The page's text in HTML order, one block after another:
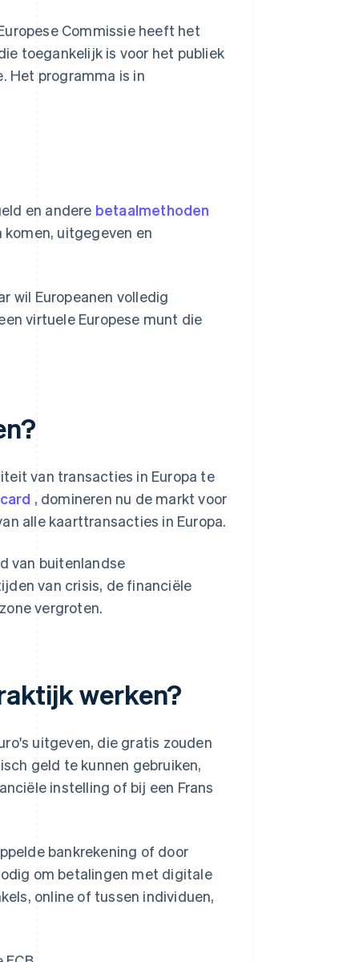
Commissie heeft het
toegankelijk is voor het publiek
Het programma is in
en andere betaalmethoden
uitgegeven en
wil Europeanen volledig
virtuele Europese munt die
van transacties in Europa te
, domineren nu de markt voor
alle kaarttransacties in Europa.
van buitenlandse
van crisis, de financiële
vergroten.
werken?
uitgeven, die gratis zouden
geld te kunnen gebruiken,
instelling of bij een Frans
bankrekening of door
om betalingen met digitale
online of tussen individuen,